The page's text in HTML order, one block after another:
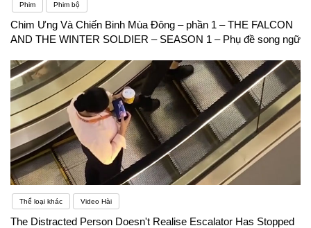
để kiểm tra trình độ tiếng Anh của một người.
Không nghe được tiếng Anh, “điếc” tiếng Anh cũng
nguyên nhân dẫn đến việc nghe như “vịt nghe sấm”
của người Việt học tiếng Anh.
Phim Phim bộ
Chim Ưng Và Chiến Binh Mùa Đông – phần 1 – THE FALCON
AND THE WINTER SOLDIER – SEASON 1 – Phụ đề song ngữ
Thể loại khác Video Hài
The Distracted Person Doesn't Realise Escalator Has Stopped